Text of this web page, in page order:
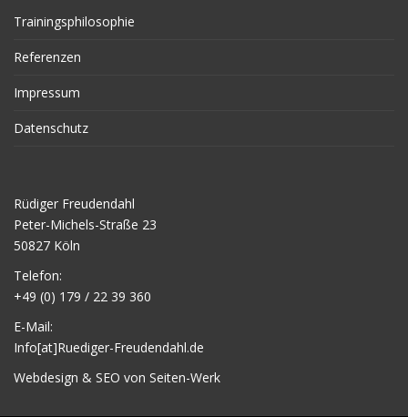
Trainingsphilosophie
Referenzen
Impressum
Datenschutz
Rüdiger Freudendahl
Peter-Michels-Straße 23
50827 Köln
Telefon:
+49 (0) 179 / 22 39 360
E-Mail:
Info[at]Ruediger-Freudendahl.de
Webdesign & SEO von Seiten-Werk